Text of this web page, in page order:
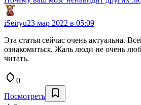
iSeiryu23 мар 2022 в 05:09
Эта статья сейчас очень актуальна.
ознакомиться. Жаль люди не очень
читать.
0
Посмотреть